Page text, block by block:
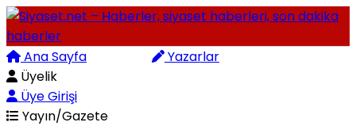
Ana Sayfa
Yazarlar
Üyelik
Üye Girişi
Yayın/Gazete